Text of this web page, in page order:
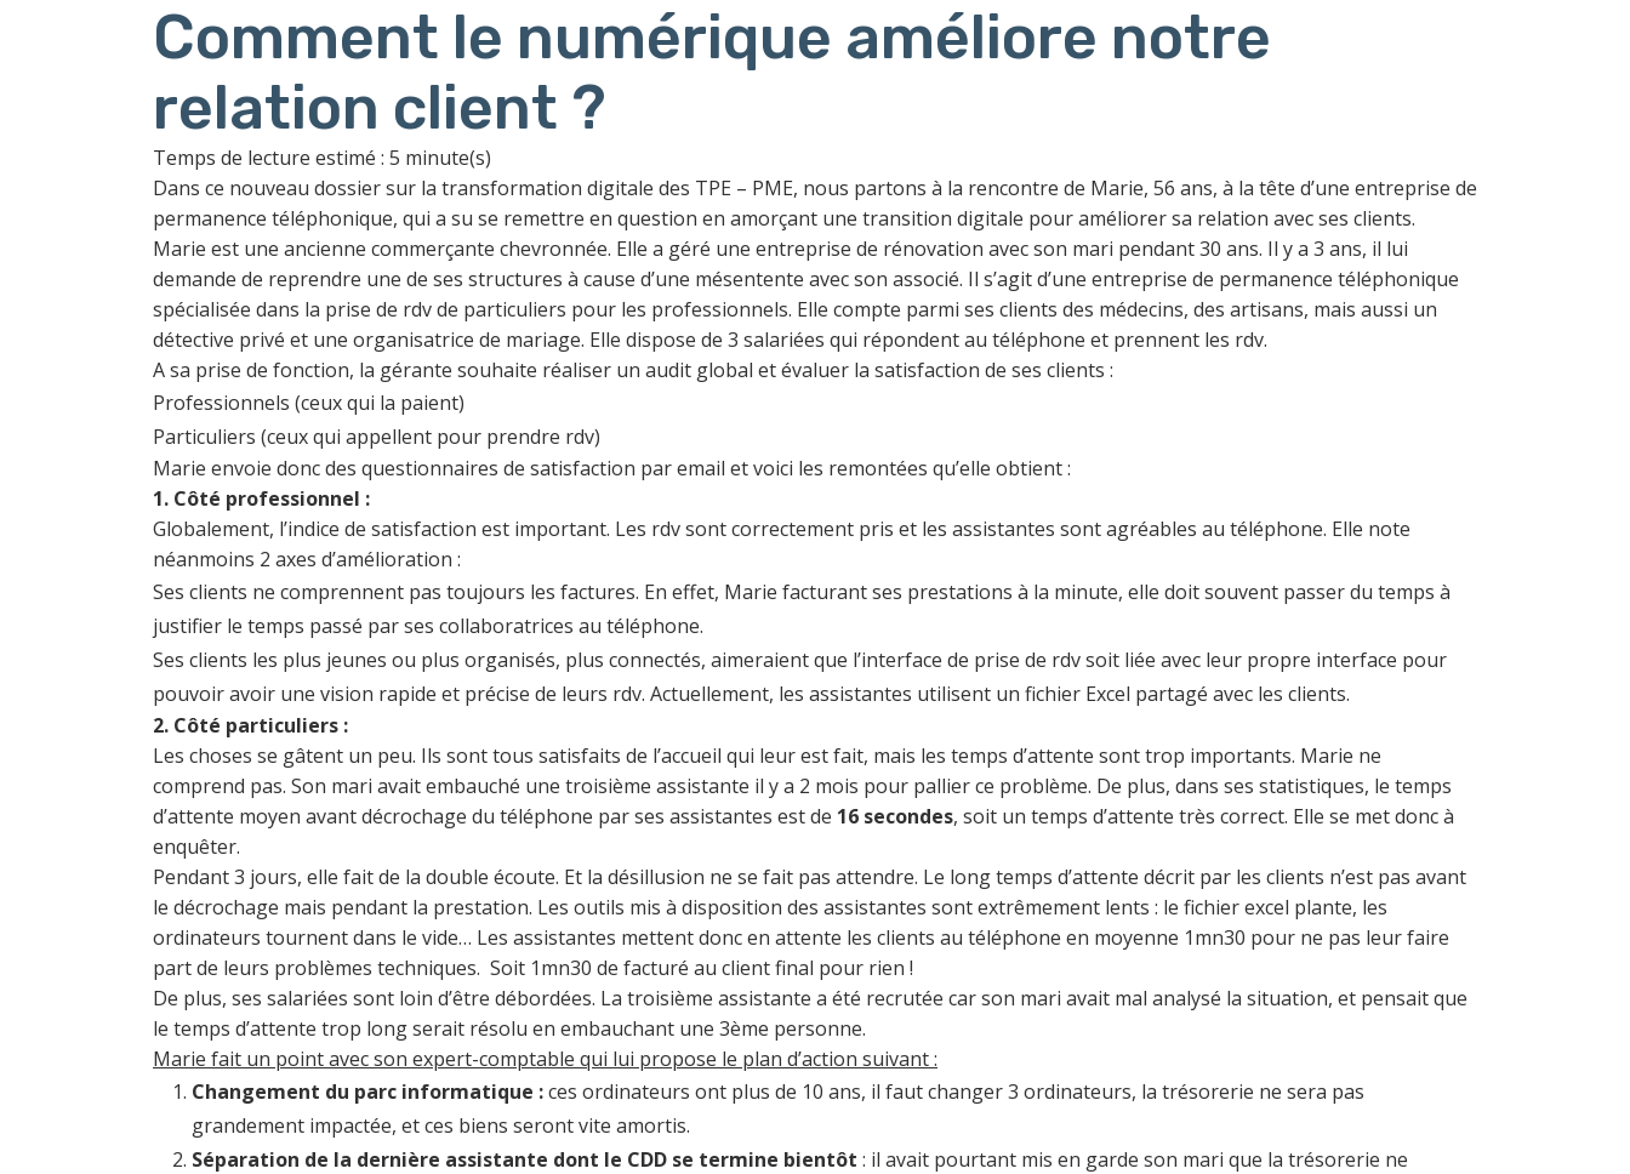
Comment le numérique améliore notre
relation client ?
Temps de lecture estimé : 5 minute(s)
Dans ce nouveau dossier sur la transformation digitale des TPE – PME, nous partons à la rencontre de Marie, 56 ans, à la tête d’une entreprise de
permanence téléphonique, qui a su se remettre en question en amorçant une transition digitale pour améliorer sa relation avec ses clients.
Marie est une ancienne commerçante chevronnée. Elle a géré une entreprise de rénovation avec son mari pendant 30 ans. Il y a 3 ans, il lui
demande de reprendre une de ses structures à cause d’une mésentente avec son associé. Il s’agit d’une entreprise de permanence téléphonique
spécialisée dans la prise de rdv de particuliers pour les professionnels. Elle compte parmi ses clients des médecins, des artisans, mais aussi un
détective privé et une organisatrice de mariage. Elle dispose de 3 salariées qui répondent au téléphone et prennent les rdv.
A sa prise de fonction, la gérante souhaite réaliser un audit global et évaluer la satisfaction de ses clients :
Professionnels (ceux qui la paient)
Particuliers (ceux qui appellent pour prendre rdv)
Marie envoie donc des questionnaires de satisfaction par email et voici les remontées qu’elle obtient :
1. Côté professionnel :
Globalement, l’indice de satisfaction est important. Les rdv sont correctement pris et les assistantes sont agréables au téléphone. Elle note
néanmoins 2 axes d’amélioration :
Ses clients ne comprennent pas toujours les factures. En effet, Marie facturant ses prestations à la minute, elle doit souvent passer du temps à
justifier le temps passé par ses collaboratrices au téléphone.
Ses clients les plus jeunes ou plus organisés, plus connectés, aimeraient que l’interface de prise de rdv soit liée avec leur propre interface pour
pouvoir avoir une vision rapide et précise de leurs rdv. Actuellement, les assistantes utilisent un fichier Excel partagé avec les clients.
2. Côté particuliers :
Les choses se gâtent un peu. Ils sont tous satisfaits de l’accueil qui leur est fait, mais les temps d’attente sont trop importants. Marie ne
comprend pas. Son mari avait embauché une troisième assistante il y a 2 mois pour pallier ce problème. De plus, dans ses statistiques, le temps
d’attente moyen avant décrochage du téléphone par ses assistantes est de 16 secondes, soit un temps d’attente très correct. Elle se met donc à
enquêter.
Pendant 3 jours, elle fait de la double écoute. Et la désillusion ne se fait pas attendre. Le long temps d’attente décrit par les clients n’est pas avant
le décrochage mais pendant la prestation. Les outils mis à disposition des assistantes sont extrêmement lents : le fichier excel plante, les
ordinateurs tournent dans le vide… Les assistantes mettent donc en attente les clients au téléphone en moyenne 1mn30 pour ne pas leur faire
part de leurs problèmes techniques. Soit 1mn30 de facturé au client final pour rien !
De plus, ses salariées sont loin d’être débordées. La troisième assistante a été recrutée car son mari avait mal analysé la situation, et pensait que
le temps d’attente trop long serait résolu en embauchant une 3ème personne.
Marie fait un point avec son expert-comptable qui lui propose le plan d’action suivant :
Changement du parc informatique :ces ordinateurs ont plus de 10 ans, il faut changer 3 ordinateurs, la trésorerie ne sera pas
grandement impactée, et ces biens seront vite amortis.
Séparation de la dernière assistante dont le CDD se termine bientôt : il avait pourtant mis en garde son mari que la trésorerie ne